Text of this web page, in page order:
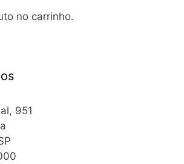
no carrinho.
951